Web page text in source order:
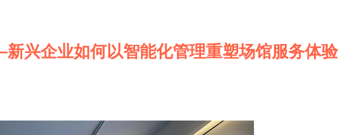
兴企业如何以智能化管理重塑场馆服务体验